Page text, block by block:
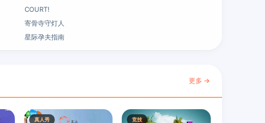
COURT!
寄骨寺守灯人
星际孕夫指南
更多 →
真人秀 竞技